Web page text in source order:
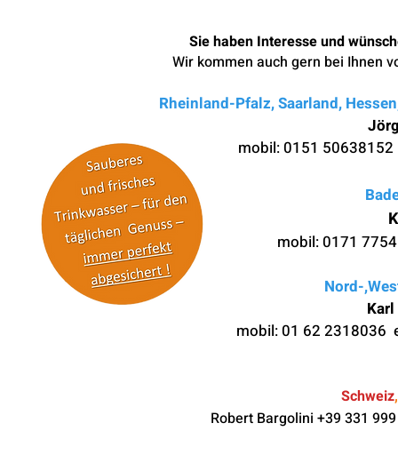
Sie haben Interesse und
Wir kommen auch gern bei Ihnen
Rheinland-Pfalz, Saarland,
mobil: 0151
mobil: 0171
Nord-
mobil: 01 62 2318036
Schweiz
Robert Bargolini +39 331